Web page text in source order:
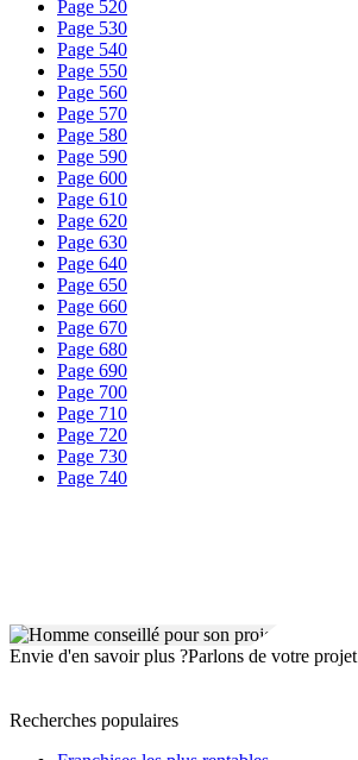
Page 520
Page 530
Page 540
Page 550
Page 560
Page 570
Page 580
Page 590
Page 600
Page 610
Page 620
Page 630
Page 640
Page 650
Page 660
Page 670
Page 680
Page 690
Page 700
Page 710
Page 720
Page 730
Page 740
Envie d'en savoir plus ?Parlons de votre projet
Recherches populaires